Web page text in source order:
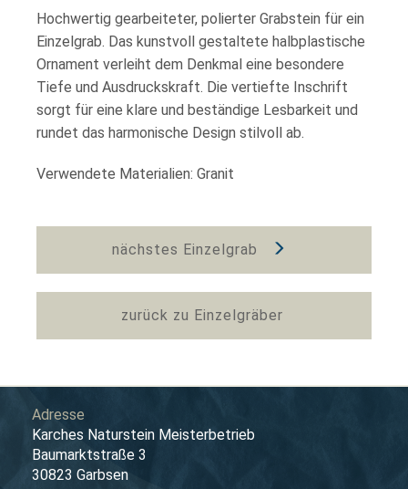
Hochwertig gearbeiteter, polierter Grabstein für ein
Einzelgrab. Das kunstvoll gestaltete halbplastische
Ornament verleiht dem Denkmal eine besondere
Tiefe und Ausdruckskraft. Die vertiefte Inschrift
sorgt für eine klare und beständige Lesbarkeit und
rundet das harmonische Design stilvoll ab.
Verwendete Materialien: Granit
nächstes Einzelgrab
zurück zu Einzelgräber
Adresse
Karches Naturstein Meisterbetrieb
Baumarktstraße 3
30823 Garbsen